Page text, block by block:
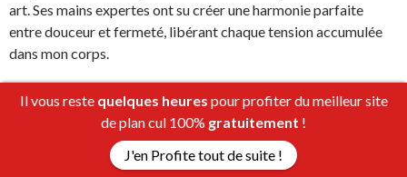
art. Ses mains expertes ont su créer une harmonie parfaite
entre douceur et fermeté, libérant chaque tension accumulée
dans mon corps.
Pendant le massage, je me suis laissé bercer par la musique
douce qui accompagnait chaque mouvement de Diane. Chaque
geste était précis et attentif, permettant à mes muscles de se
relâcher progressivement. J’ai senti mes soucis s’évaporer et
Il vous reste quelques heures pour profiter du meilleur site
de plan cul 100% gratuitement !
J'en Profite tout de suite !